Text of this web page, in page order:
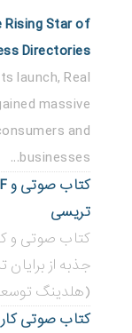
Rising Star of
Directories
launch, Real
massive
and
businesses...
تریسی
جذبه از برایان
(هلدینگ
کتاب صوتی